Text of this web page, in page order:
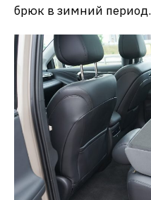
брюк в зимний период.